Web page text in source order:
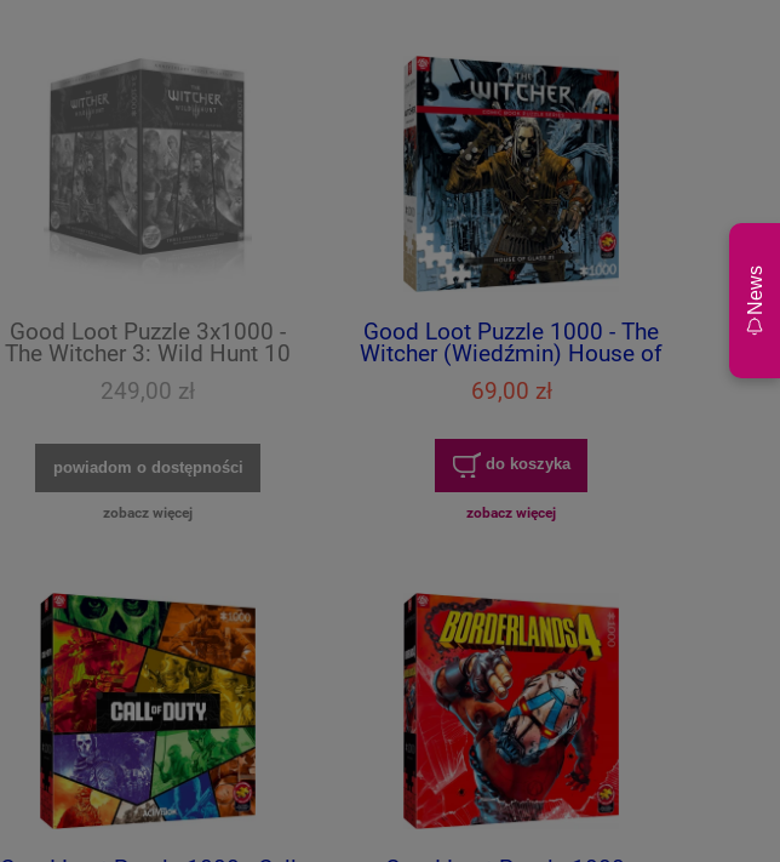
Good Loot Puzzle 3x1000 -
The Witcher 3: Wild Hunt 10
Years of Killing Monsters
Trilogy
249,00 zł
powiadom o dostępności
zobacz więcej
Good Loot Puzzle 1000 - The
Witcher (Wiedźmin) House of
Glass
69,00 zł
do koszyka
zobacz więcej
News